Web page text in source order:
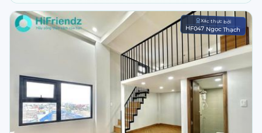
Xác thực bởi
HF047 Ngọc Thạch